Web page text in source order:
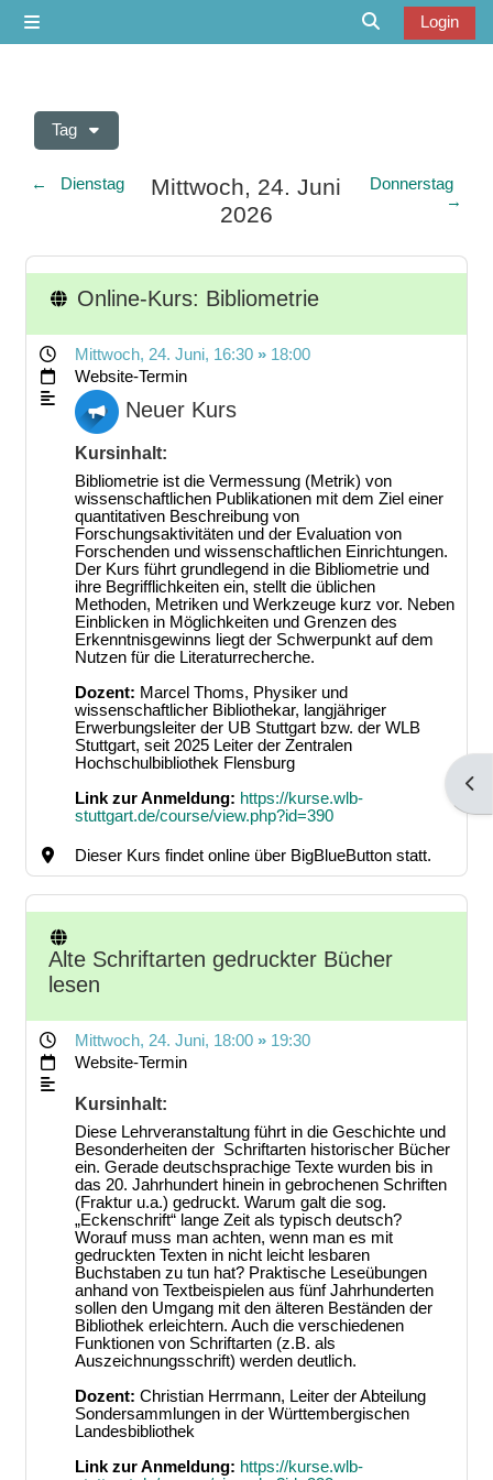
Login
Tag
← Dienstag
Mittwoch, 24. Juni
2026
Donnerstag
→
Online-Kurs: Bibliometrie
Mittwoch, 24. Juni, 16:30 » 18:00
Website-Termin
Neuer Kurs
Kursinhalt:
Bibliometrie ist die Vermessung (Metrik) von
wissenschaftlichen Publikationen mit dem Ziel einer
quantitativen Beschreibung von
Forschungsaktivitäten und der Evaluation von
Forschenden und wissenschaftlichen Einrichtungen.
Der Kurs führt grundlegend in die Bibliometrie und
ihre Begrifflichkeiten ein, stellt die üblichen
Methoden, Metriken und Werkzeuge kurz vor. Neben
Einblicken in Möglichkeiten und Grenzen des
Erkenntnisgewinns liegt der Schwerpunkt auf dem
Nutzen für die Literaturrecherche.
Dozent: Marcel Thoms, Physiker und
wissenschaftlicher Bibliothekar, langjähriger
Erwerbungsleiter der UB Stuttgart bzw. der WLB
Stuttgart, seit 2025 Leiter der Zentralen
Hochschulbibliothek Flensburg
Link zur Anmeldung: https://kurse.wlb-
stuttgart.de/course/view.php?id=390
Dieser Kurs findet online über BigBlueButton statt.
Alte Schriftarten gedruckter Bücher
lesen
Mittwoch, 24. Juni, 18:00 » 19:30
Website-Termin
Kursinhalt:
Diese Lehrveranstaltung führt in die Geschichte und
Besonderheiten der Schriftarten historischer Bücher
ein. Gerade deutschsprachige Texte wurden bis in
das 20. Jahrhundert hinein in gebrochenen Schriften
(Fraktur u.a.) gedruckt. Warum galt die sog.
„Eckenschrift“ lange Zeit als typisch deutsch?
Worauf muss man achten, wenn man es mit
gedruckten Texten in nicht leicht lesbaren
Buchstaben zu tun hat? Praktische Leseübungen
anhand von Textbeispielen aus fünf Jahrhunderten
sollen den Umgang mit den älteren Beständen der
Bibliothek erleichtern. Auch die verschiedenen
Funktionen von Schriftarten (z.B. als
Auszeichnungsschrift) werden deutlich.
Dozent:Christian Herrmann, Leiter der Abteilung
Sondersammlungen in der Württembergischen
Landesbibliothek
Link zur Anmeldung: https://kurse.wlb-